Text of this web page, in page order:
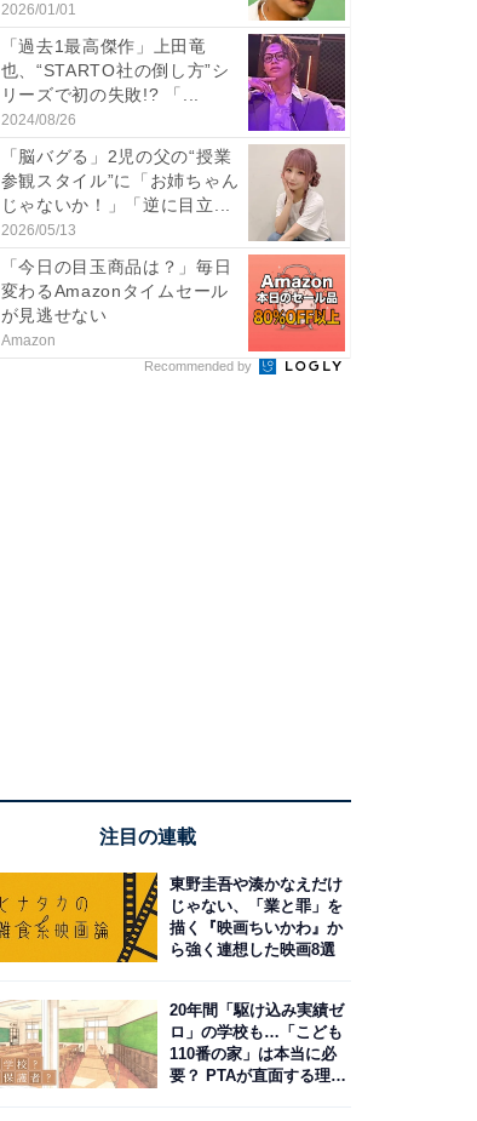
2026/01/01
「過去1最高傑作」上田竜
也、“STARTO社の倒し方”シ
リーズで初の失敗!? 「...
2024/08/26
「脳バグる」2児の父の“授業
参観スタイル”に「お姉ちゃん
じゃないか！」「逆に目立...
2026/05/13
「今日の目玉商品は？」毎日
変わるAmazonタイムセール
が見逃せない
Amazon
Recommended by
注目の連載
東野圭吾や湊かなえだけ
じゃない、「業と罪」を
描く『映画ちいかわ』か
ら強く連想した映画8選
20年間「駆け込み実績ゼ
ロ」の学校も…「こども
110番の家」は本当に必
要？ PTAが直面する理想